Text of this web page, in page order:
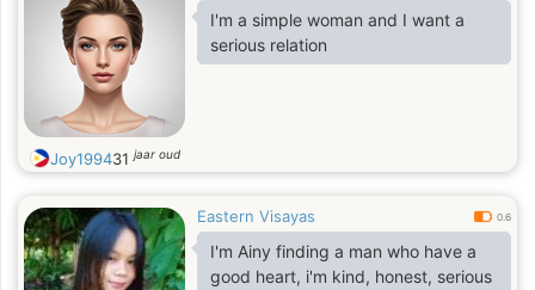
I'm a simple woman and I want a
serious relation
Joy199431jaar oud
Eastern Visayas 0.6
I'm Ainy finding a man who have a
good heart, i'm kind, honest, serious